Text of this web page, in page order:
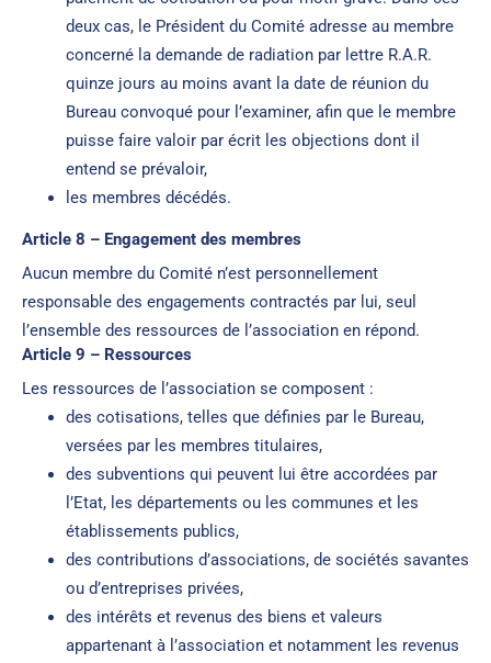
deux cas, le Président du Comité adresse au membre
concerné la demande de radiation par lettre R.A.R.
quinze jours au moins avant la date de réunion du
Bureau convoqué pour l’examiner, afin que le membre
puisse faire valoir par écrit les objections dont il
entend se prévaloir,
les membres décédés.
Article 8 – Engagement des membres
Aucun membre du Comité n’est personnellement
responsable des engagements contractés par lui, seul
l’ensemble des ressources de l’association en répond.
Article 9 – Ressources
Les ressources de l’association se composent :
des cotisations, telles que définies par le Bureau,
versées par les membres titulaires,
des subventions qui peuvent lui être accordées par
l’Etat, les départements ou les communes et les
établissements publics,
des contributions d’associations, de sociétés savantes
ou d’entreprises privées,
des intérêts et revenus des biens et valeurs
appartenant à l’association et notamment les revenus